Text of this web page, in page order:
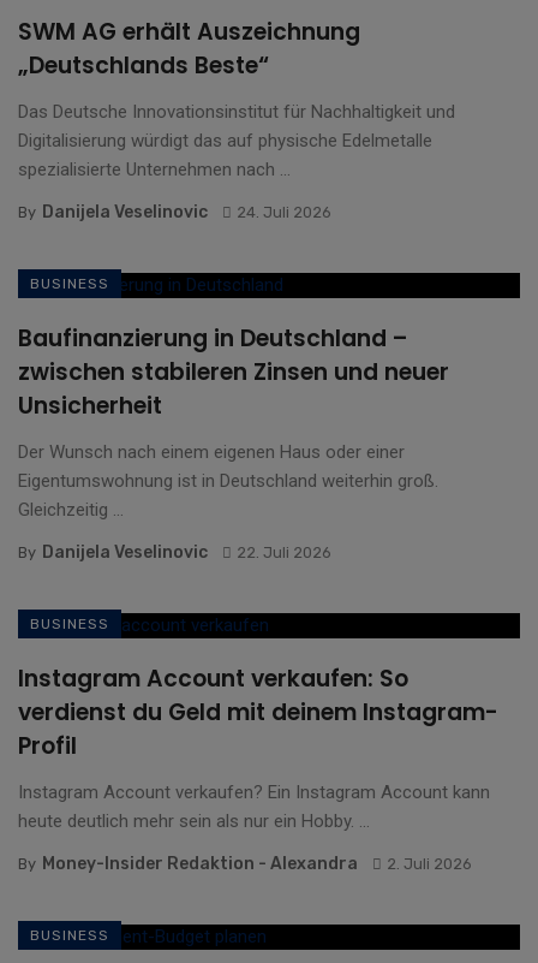
SWM AG erhält Auszeichnung
„Deutschlands Beste“
Das Deutsche Innovationsinstitut für Nachhaltigkeit und
Digitalisierung würdigt das auf physische Edelmetalle
spezialisierte Unternehmen nach ...
By Danijela Veselinovic 24. Juli 2026
BUSINESS
Baufinanzierung in Deutschland –
zwischen stabileren Zinsen und neuer
Unsicherheit
Der Wunsch nach einem eigenen Haus oder einer
Eigentumswohnung ist in Deutschland weiterhin groß.
Gleichzeitig ...
By Danijela Veselinovic 22. Juli 2026
BUSINESS
Instagram Account verkaufen: So
verdienst du Geld mit deinem Instagram-
Profil
Instagram Account verkaufen? Ein Instagram Account kann
heute deutlich mehr sein als nur ein Hobby. ...
By Money-Insider Redaktion - Alexandra 2. Juli 2026
BUSINESS